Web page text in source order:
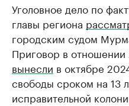
Уголовное дело по
главы региона
городским судом
Приговор в
вынесли в октябре
свободы сроком на 13
исправительной